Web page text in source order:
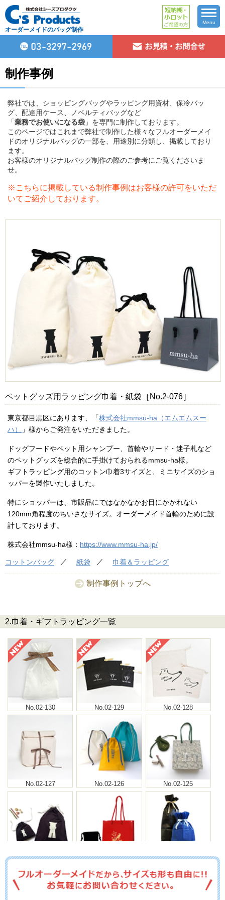
オーダーメイドのバッグ制作
Menu
制作事例
弊社では、ショッピングバッグやラッピング用資材、保冷バッ
グ、配達用ケース、ノベルティバッグなど
「業務でお使いになる袋 」を専門に制作しております。
このページではこれまで弊社で制作した様々なフルオーダーメイ
ドのオリジナルバッグの一部を、用途別に分類し、掲載しており
ます。
お客様のオリジナルバッグ制作の際のご参考にご覧くださいま
せ。
※こちらに掲載している制作事例はお客様の許可をいただ
いてご紹介しております。
ペットグッズ用ラッピング巾着・紙袋［No.2-076］
東京都目黒区にあります、「株式会社mmsu-ha（エムエムスー
ハ）
」様からご発注をいただきました。
ドッグフードやペット用シャンプー、首輪やリード・迷子札など
のペットグッズを総合的に手掛けておられるmmsu-ha様。
ギフトラッピング用のコットン巾着3サイズと、ミニサイズのショ
ッパーを製作いたしました。
特にショッパーは、市販品にではなかなかお目にかかれない
120mm角程度のちいさなサイズ。オーダーメイド首輪のために設
計しております。
株式会社mmsu-ha様： https://www.mmsu-ha.jp/
コットンバッグ 紙袋 巾着＆ラッピング
制作事例トップへ
2.巾着・ギフトラッピング一覧
No.02-130 No.02-129 No.02-128
No.02-127 No.02-126 No.02-125
No.02-124 No.02-123 No.02-122